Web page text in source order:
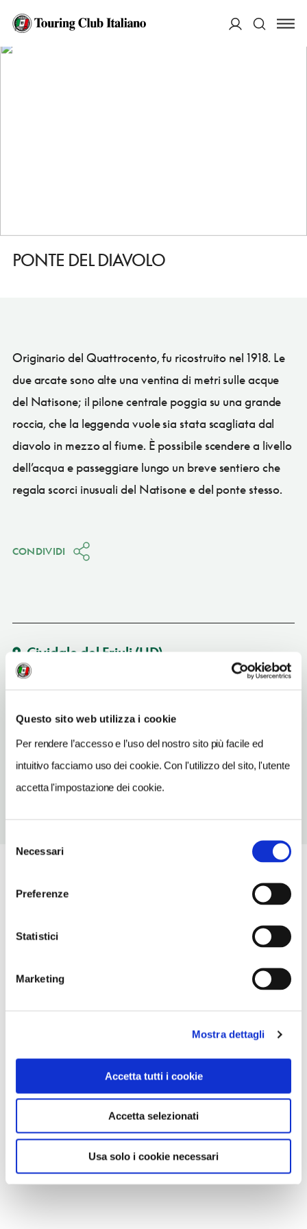
Questo sito web utilizza i cookie
Per rendere l’accesso e l’uso del nostro sito più facile ed
intuitivo facciamo uso dei cookie. Con l'utilizzo del sito, l'utente
accetta l'impostazione dei cookie.
delNecessari
Preferenze
Statistici
Marketing
Mostra dettagli
Accetta tutti i cookie
Accetta selezionati
Usa solo i cookie necessari
HOME
PONTE DEL DIAVOLO
PONTE DEL DIAVOLO
Originario del Quattrocento, fu ricostruito nel 1918. Le
due arcate sono alte una ventina di metri sulle acque
del Natisone; il pilone centrale poggia su una grande
roccia, che la leggenda vuole sia stata scagliata dal
diavolo in mezzo al fiume. È possibile scendere a livello
dell’acqua e passeggiare lungo un breve sentiero che
regala scorci inusuali del Natisone e del ponte stesso.
CONDIVIDI
Cividale del Friuli(UD)
Vedi su Google Maps
INDIRIZZO
Cividale del Friuli (UD)
Friuli Venezia Giulia